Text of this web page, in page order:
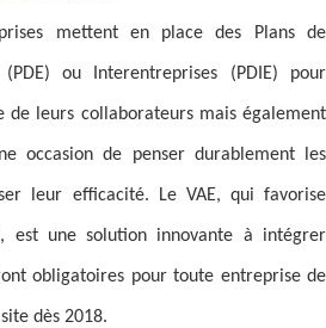
mettent en place des Plans de
(PDE) ou Interentreprises (PDIE) pour
leurs collaborateurs mais également
occasion de penser durablement les
leur efficacité. Le VAE, qui favorise
est une solution innovante à intégrer
obligatoires pour toute entreprise de
dès 2018.